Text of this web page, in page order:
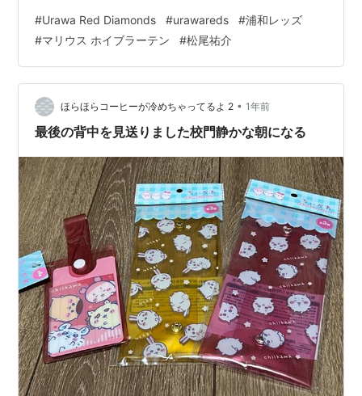
https://www.instagram.com/stories/urawaredsofficial/3
609619900169646655?igsh=dzF3am9pdXdicXpx
https://www.instagram.com/stories/urawa…
#Urawa Red Diamonds #urawareds #浦和レッズ
#マリウス ホイブラーテン #松尾祐介
ほらほらコーヒーが冷めちゃってるよ 2 • 1年前
最後の背中を見送りました校門静かな朝になる